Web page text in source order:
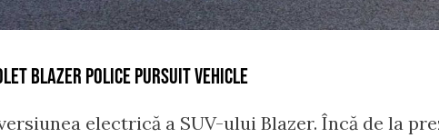
BLAZER POLICE PURSUIT VEHICLE
electrică a SUV-ului Blazer. Încă de la